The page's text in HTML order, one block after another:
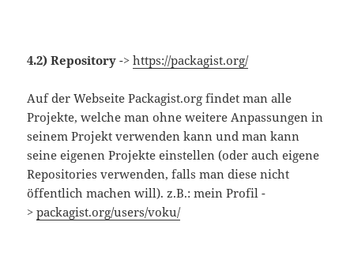
4.2) Repository ->https://packagist.org/
Auf der Webseite Packagist.org findet man alle
Projekte, welche man ohne weitere Anpassungen in
seinem Projekt verwenden kann und man kann
seine eigenen Projekte einstellen (oder auch eigene
Repositories verwenden, falls man diese nicht
öffentlich machen will). z.B.: mein Profil -
>packagist.org/users/voku/